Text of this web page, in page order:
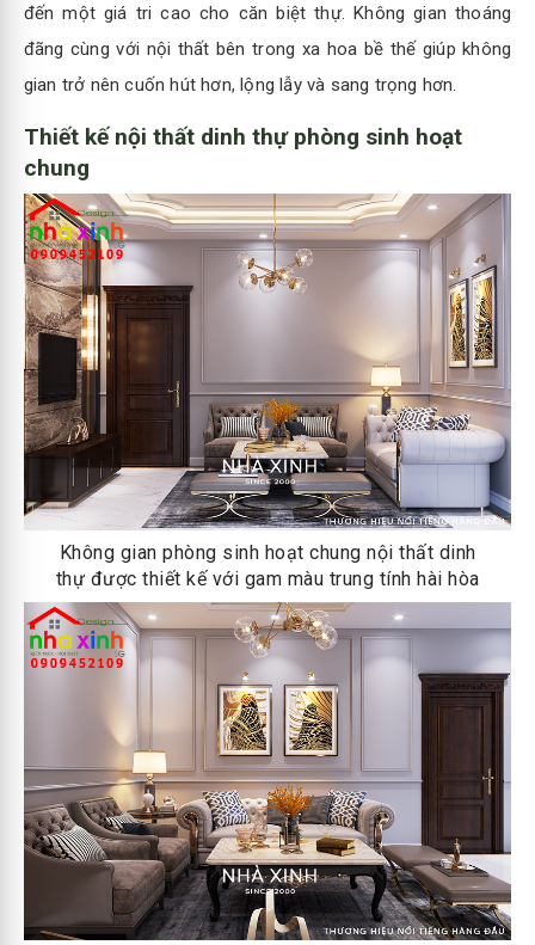
đến một giá tri cao cho căn biệt thự. Không gian thoáng
đãng cùng với nội thất bên trong xa hoa bề thế giúp không
gian trở nên cuốn hút hơn, lộng lẫy và sang trọng hơn.
Thiết kế nội thất dinh thự phòng sinh hoạt
chung
Không gian phòng sinh hoạt chung nội thất dinh
thự được thiết kế với gam màu trung tính hài hòa